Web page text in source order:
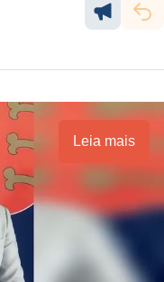
Leia mais